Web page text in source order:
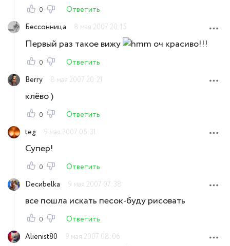
0
Ответить
Бессонница
8 мая 2007 20:15
Первый раз такое вижу оч красиво!!!
0
Ответить
Berry
8 мая 2007 20:21
клёво )
0
Ответить
teg
9 мая 2007 05:31
Супер!
0
Ответить
Decиbelka
9 мая 2007 07:38
все пошла искать песок-буду рисовать
0
Ответить
Alienist80
9 мая 2007 08:06